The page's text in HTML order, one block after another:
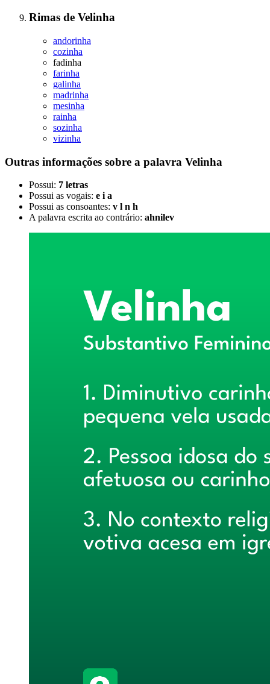
Rimas de Velinha
andorinha
cozinha
fadinha
farinha
galinha
madrinha
mesinha
rainha
sozinha
vizinha
Outras informações sobre a palavra Velinha
Possui: 7 letras
Possui as vogais: e i a
Possui as consoantes: v l n h
A palavra escrita ao contrário: ahnilev